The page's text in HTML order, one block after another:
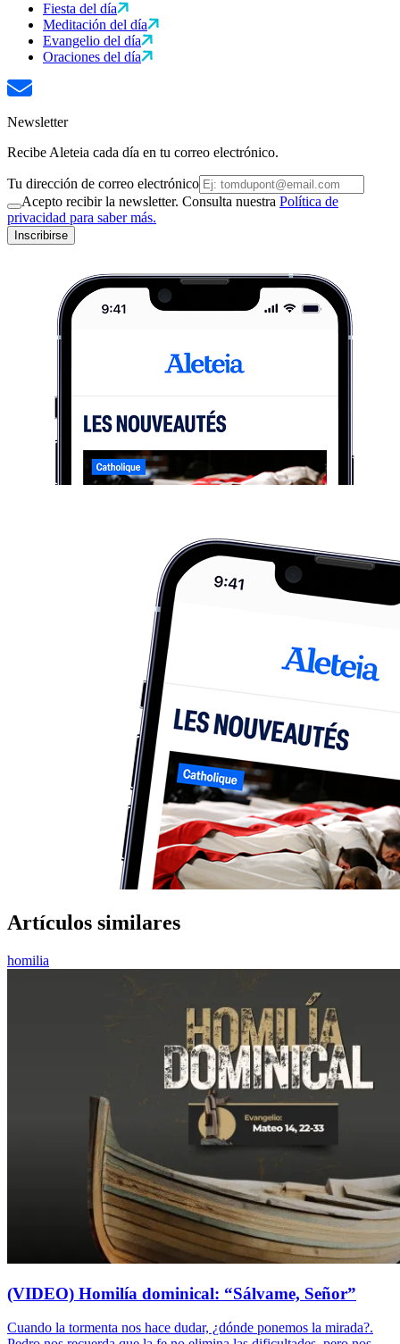
Fiesta del día
Meditación del día
Evangelio del día
Oraciones del día
Newsletter
Recibe Aleteia cada día en tu correo electrónico.
Tu dirección de correo electrónico
Acepto recibir la newsletter. Consulta nuestra Política de
privacidad para saber más.
Inscribirse
Artículos similares
homilia
(VIDEO) Homilía dominical: “Sálvame, Señor”
Cuando la tormenta nos hace dudar, ¿dónde ponemos la mirada?.